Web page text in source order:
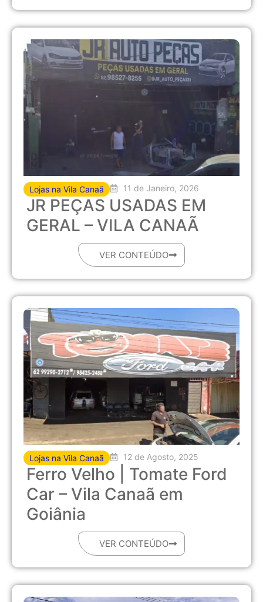
Lojas na Vila Canaã 11 de Janeiro, 2026
JR PEÇAS USADAS EM
GERAL – VILA CANAÃ
VER CONTEÚDO
Lojas na Vila Canaã 12 de Agosto, 2025
Ferro Velho | Tomate Ford
Car – Vila Canaã em
Goiânia
VER CONTEÚDO